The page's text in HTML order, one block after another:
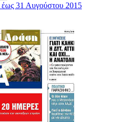
31 Αυγούστου 2015